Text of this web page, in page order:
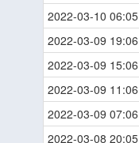
2022-03-10 06:05
2022-03-09 19:06
2022-03-09 15:06
2022-03-09 11:06
2022-03-09 07:06
2022-03-08 20:05